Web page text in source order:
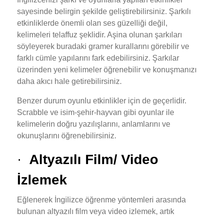
sayesinde belirgin şekilde geliştirebilirsiniz. Şarkılı
etkinliklerde önemli olan ses güzelliği değil,
kelimeleri telaffuz şeklidir. Aşina olunan şarkıları
söyleyerek buradaki gramer kurallarını görebilir ve
farklı cümle yapılarını fark edebilirsiniz. Şarkılar
üzerinden yeni kelimeler öğrenebilir ve konuşmanızı
daha akıcı hale getirebilirsiniz.
Benzer durum oyunlu etkinlikler için de geçerlidir.
Scrabble ve isim-şehir-hayvan gibi oyunlar ile
kelimelerin doğru yazılışlarını, anlamlarını ve
okunuşlarını öğrenebilirsiniz.
· Altyazılı Film/ Video
İzlemek
Eğlenerek İngilizce öğrenme yöntemleri arasında
bulunan altyazılı film veya video izlemek, artık